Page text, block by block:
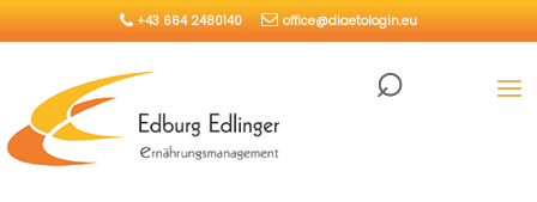
+43 664 2480140 office@diaetologin.eu